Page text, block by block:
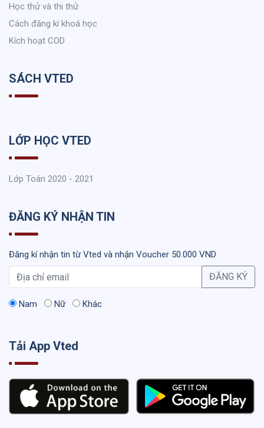
Học thử và thi thử
Cách đăng kí khoá học
Kích hoạt COD
SÁCH VTED
LỚP HỌC VTED
Lớp Toán 2020 - 2021
ĐĂNG KÝ NHẬN TIN
Đăng kí nhận tin từ Vted và nhận Voucher 50.000 VND
ĐĂNG KÝ
Nam Nữ Khác
Tải App Vted